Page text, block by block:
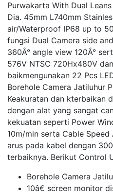
Purwakarta With Dual
Dia. 45mm L740mm
air/Waterproof IP68 up to
fungsi Dual Camera side
360Â° angle view 120Â°
576V NTSC 720Hx480V
baikmengunakan 22 Pcs
Borehole Camera Jatiluhur
Keakuratan dan kterbaikan
dengan alat yang sangat
kekuatan seperti Power
10m/min serta Cable
arus pada kabel dengan
terbaiknya. Berikut Control
Borehole Camera
10â€ screen monitor